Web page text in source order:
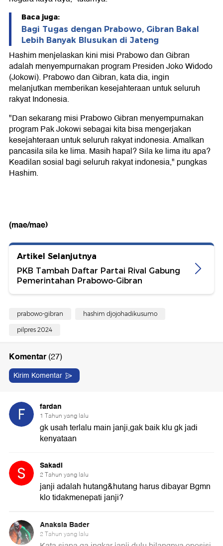
Baca juga:
Bagi Tugas dengan Prabowo, Gibran Bakal
Lebih Banyak Blusukan di Jateng
Hashim menjelaskan kini misi Prabowo dan Gibran
adalah menyempurnakan program Presiden Joko Widodo
(Jokowi). Prabowo dan Gibran, kata dia, ingin
melanjutkan memberikan kesejahteraan untuk seluruh
rakyat Indonesia.
"Dan sekarang misi Prabowo Gibran menyempurnakan
program Pak Jokowi sebagai kita bisa mengerjakan
kesejahteraan untuk seluruh rakyat indonesia. Amalkan
pancasila sila ke lima. Masih hapal? Sila ke lima itu apa?
Keadilan sosial bagi seluruh rakyat indonesia," pungkas
Hashim.
(mae/mae)
Artikel Selanjutnya
PKB Tambah Daftar Partai Rival Gabung
Pemerintahan Prabowo-Gibran
prabowo-gibran hashim djojohadikusumo
pilpres 2024